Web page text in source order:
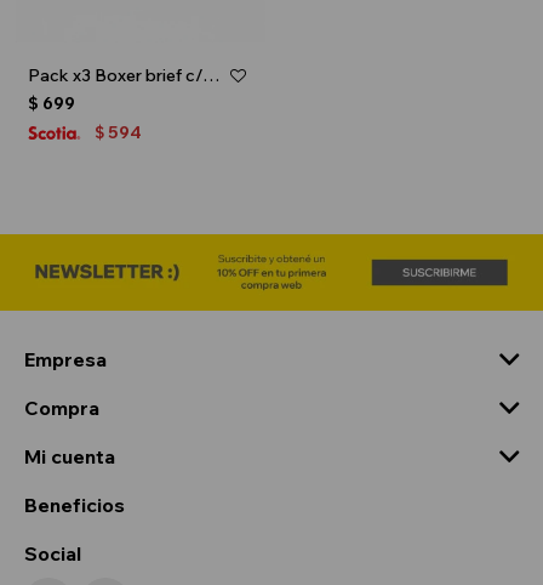
Pack x3 Boxer brief c/elástico en contraste - Multicolor
$ 699
$ 594
Empresa
Compra
Mi cuenta
Beneficios
Social